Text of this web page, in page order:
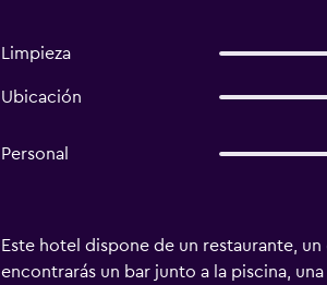
Limpieza
Ubicación
Personal
Este hotel dispone de un restaurante,
encontrarás un bar junto a la piscina,